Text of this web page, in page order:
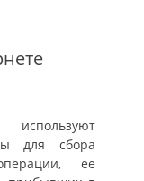
для сбора
ее